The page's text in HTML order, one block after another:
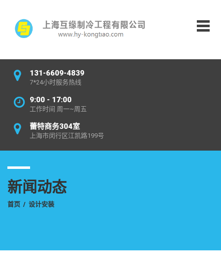
131-6609-4839
7*24小时服务热线
9:00 - 17:00
工作时间 周一~周五
蕾特商务304室
上海市闵行区江凯路199号
新闻动态
首页 / 设计安装